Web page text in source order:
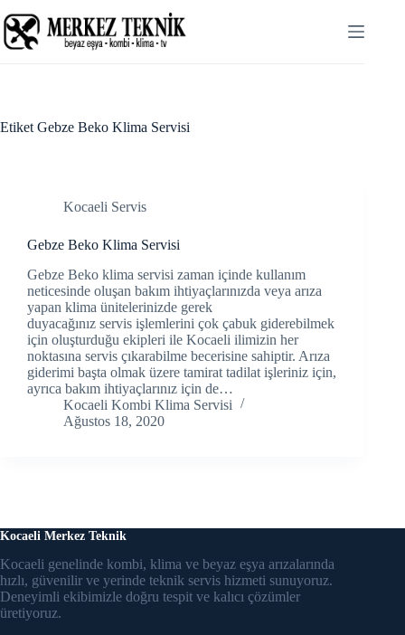
to
content
Etiket Gebze Beko Klima Servisi
Kocaeli Servis
Gebze Beko Klima Servisi
Gebze Beko klima servisi zaman içinde kullanım
neticesinde oluşan bakım ihtiyaçlarınızda veya arıza
yapan klima ünitelerinizde gerek
duyacağınız servis işlemlerini çok çabuk giderebilmek
için oluşturduğu ekipleri ile Kocaeli ilimizin her
noktasına servis çıkarabilme becerisine sahiptir. Arıza
giderimi başta olmak üzere tamirat tadilat işleriniz için,
ayrıca bakım ihtiyaçlarınız için de…
Kocaeli Kombi Klima Servisi
Ağustos 18, 2020
Kocaeli Merkez Teknik
Kocaeli genelinde kombi, klima ve beyaz eşya arızalarında
hızlı, güvenilir ve yerinde teknik servis hizmeti sunuyoruz.
Deneyimli ekibimizle doğru tespit ve kalıcı çözümler
üretiyoruz.